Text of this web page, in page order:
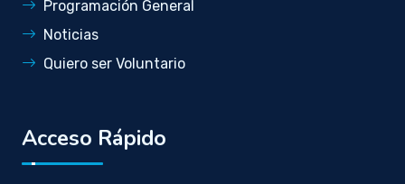
Programación General
Noticias
Quiero ser Voluntario
Acceso Rápido